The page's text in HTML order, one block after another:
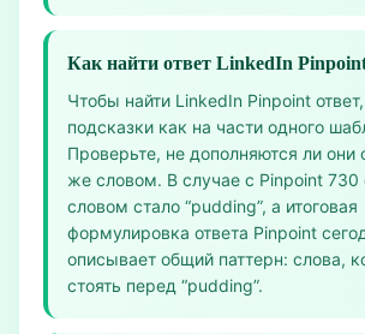
Как найти ответ LinkedIn
Чтобы найти LinkedIn Pinpoint
подсказки как на части одного
Проверьте, не дополняются ли они
же словом. В случае с Pinpoint 730
словом стало “pudding”, а итоговая
формулировка ответа Pinpoint
описывает общий паттерн: слова,
стоять перед “pudding”.